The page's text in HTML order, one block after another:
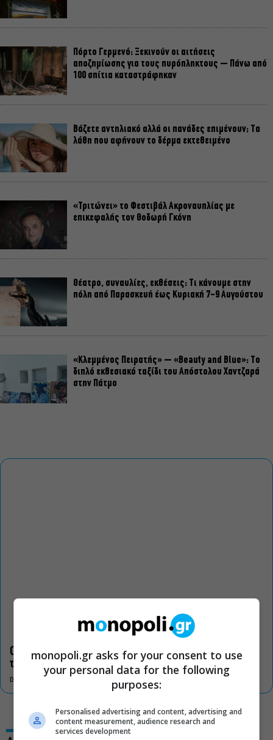
Πόρτο Γερμενό: Ξεκινούν οι αιτήσεις
αποζημίωσης για τους πυρόπληκτους – Πάνω από
100 σπίτια καταστράφηκαν
Βάζετε αντηλιακό αλλά οι πανάδες επιμένουν; Τα
λάθη που αφήνουν το δέρμα εκτεθειμένο
«Τριτώνει» το Φεστιβάλ Ακροναυπλίας με
επικεφαλής τον Θοδωρή Γκόνη
Θέατρο, συναυλίες, εκθέσεις: Τι κάνουμε στην
πόλη από Παρασκευή έως Κυριακή 7-9 Αυγούστου
«Κλεμμένος Πειρατής» – «Beauty and Blue»: Το
διπλό εκθεσιακό ταξίδι του Απόστολου Χαντζαρά
στην Πάτμο
Οι «Τρωάδες» στην Επίδαυρο αλλάζουν την αντίληψη για
τον πολιτισμό
DON'T MISS
monopoli.gr asks for your consent to use
your personal data for the following
purposes:
Personalised advertising and content, advertising and
content measurement, audience research and
services development